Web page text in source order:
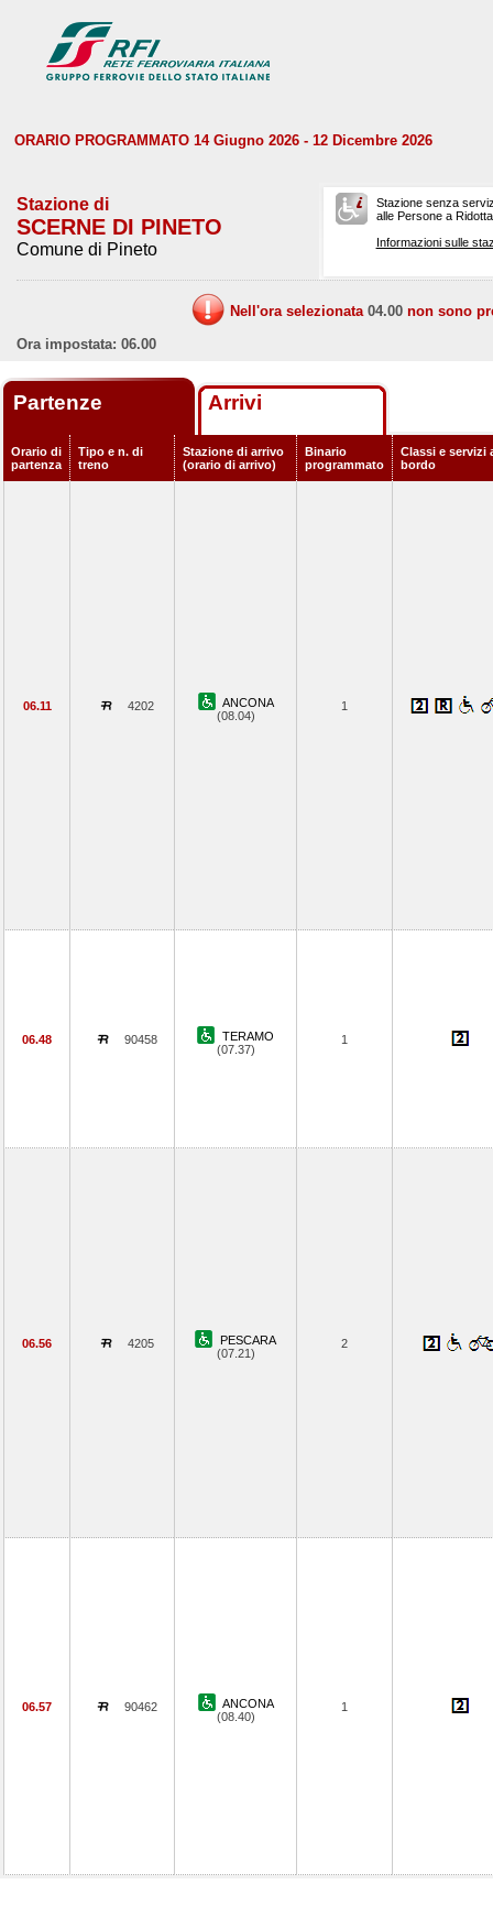
ORARIO PROGRAMMATO 14 Giugno 2026 - 12 Dicembre 2026
Stazione di
SCERNE DI PINETO
Comune di Pineto
Stazione senza
alle Persone a
Informazioni sulle
Nell'ora selezionata 04.00 non sono
Ora impostata: 06.00
Partenze Arrivi
Orario di
partenza
Tipo e n. di
treno
Stazione di arrivo
(orario di arrivo)
Binario
programmato
Classi e servizi
bordo
06.11 4202
ANCONA
(08.04)
1
06.48 90458
TERAMO
(07.37)
1
06.56 4205
PESCARA
(07.21)
2
06.57 90462
ANCONA
(08.40)
1